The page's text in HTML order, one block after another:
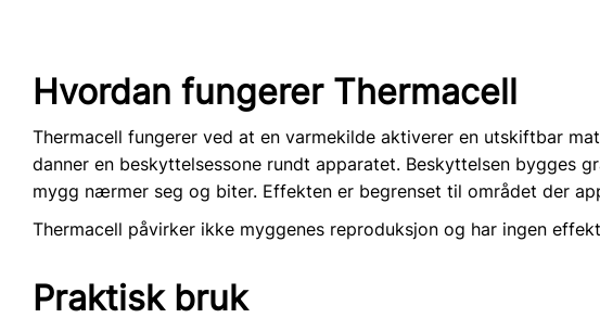
Hvordan fungerer Thermacell
Thermacell fungerer ved at en varmekilde aktiverer en utskiftbar
danner en beskyttelsessone rundt apparatet. Beskyttelsen bygges
mygg nærmer seg og biter. Effekten er begrenset til området der
Thermacell påvirker ikke myggenes reproduksjon og har ingen
Praktisk bruk